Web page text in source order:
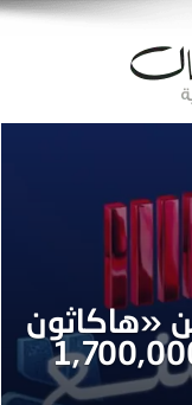
«هاكاثون
بجوائز تتجاوز 1,700,000